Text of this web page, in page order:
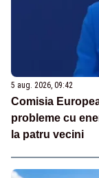
5 aug. 2026, 09:42
Comisia
probleme cu
la patru vecini